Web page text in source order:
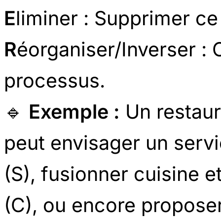
Eliminer : Supprimer
Réorganiser/Inverser :
processus.
🔹 Exemple : Un
peut envisager un
(S), fusionner cuisine
(C), ou encore